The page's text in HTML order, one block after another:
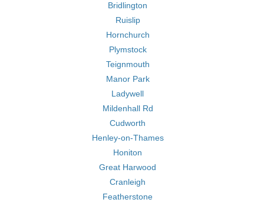
Bridlington
Ruislip
Hornchurch
Plymstock
Teignmouth
Manor Park
Ladywell
Mildenhall Rd
Cudworth
Henley-on-Thames
Honiton
Great Harwood
Cranleigh
Featherstone